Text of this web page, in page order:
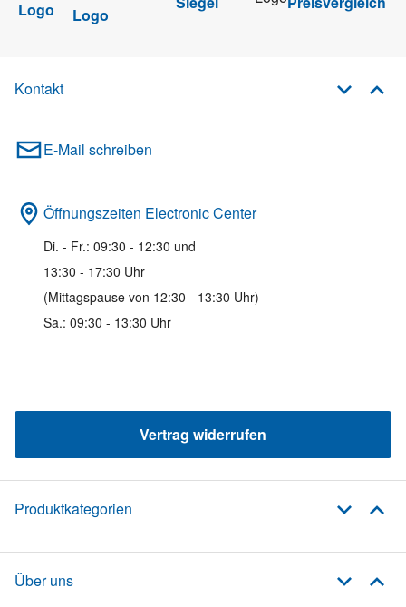
Kontakt
E-Mail schreiben
Öffnungszeiten Electronic Center
Di. - Fr.: 09:30 - 12:30 und
13:30 - 17:30 Uhr
(Mittagspause von 12:30 - 13:30 Uhr)
Sa.: 09:30 - 13:30 Uhr
Vertrag widerrufen
Produktkategorien
Über uns